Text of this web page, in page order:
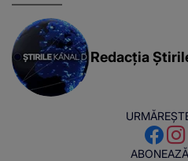
Redacția